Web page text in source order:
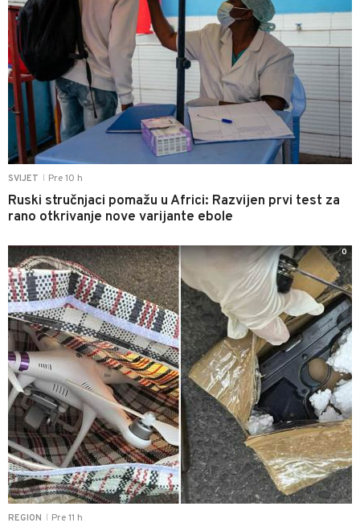
SVIJET Pre 10 h
Ruski stručnjaci pomažu u Africi: Razvijen prvi test za
rano otkrivanje nove varijante ebole
REGION Pre 11 h
0